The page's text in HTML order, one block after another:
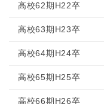
高校62期H22卒
高校63期H23卒
高校64期H24卒
高校65期H25卒
高校66期H26卒